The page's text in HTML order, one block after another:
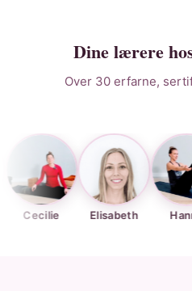
Dine lærere
Over 30 erfarne,
Elisabeth Hanna